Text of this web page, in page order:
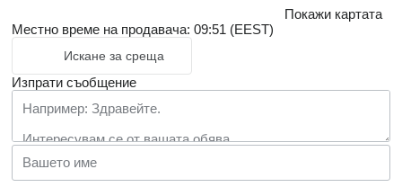
Покажи картата
Местно време на продавача: 09:51 (EEST)
Искане за среща
Изпрати съобщение